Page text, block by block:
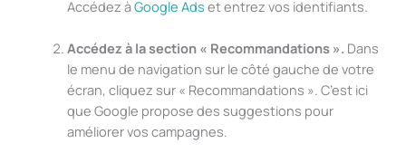
Accédez àGoogle Ads et entrez vos identifiants.
Accédez à la section « Recommandations ». Dans
le menu de navigation sur le côté gauche de votre
écran, cliquez sur « Recommandations ». C’est ici
que Google propose des suggestions pour
améliorer vos campagnes.